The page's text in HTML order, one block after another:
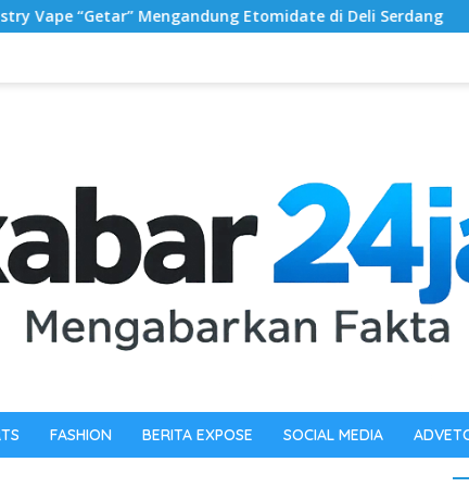
Etomidate di Deli Serdang Dosen
FASHION BERITA EXPOSE SOCIAL MEDIA